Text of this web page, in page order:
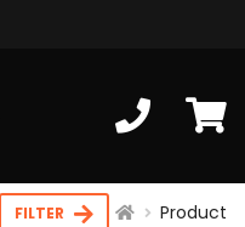
FILTER Product